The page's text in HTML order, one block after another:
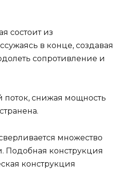
состоит из
в конце, создавая
сопротивление и
поток, снижая мощность
множество
Подобная конструкция
конструкция